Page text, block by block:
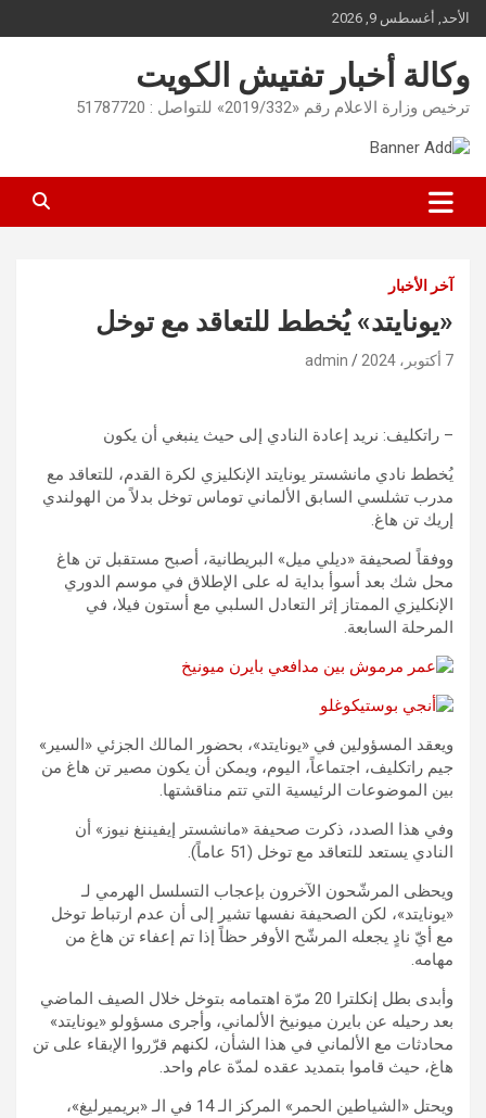
Skip
to
content
الأحد, أغسطس 9, 2026
وكالة أخبار تفتيش الكويت
ترخيص وزارة الاعلام رقم «2019/332» للتواصل : 51787720
آخر الأخبار
«يونايتد» يُخطط للتعاقد مع توخل
7 أكتوبر، 2024 admin
– راتكليف: نريد إعادة النادي إلى حيث ينبغي أن يكون
يُخطط نادي مانشستر يونايتد الإنكليزي لكرة القدم، للتعاقد مع
مدرب تشلسي السابق الألماني توماس توخل بدلاً من الهولندي
إريك تن هاغ.
ووفقاً لصحيفة «ديلي ميل» البريطانية، أصبح مستقبل تن هاغ
محل شك بعد أسوأ بداية له على الإطلاق في موسم الدوري
الإنكليزي الممتاز إثر التعادل السلبي مع أستون فيلا، في
المرحلة السابعة.
ويعقد المسؤولين في «يونايتد»، بحضور المالك الجزئي «السير»
جيم راتكليف، اجتماعاً، اليوم، ويمكن أن يكون مصير تن هاغ من
بين الموضوعات الرئيسية التي تتم مناقشتها.
وفي هذا الصدد، ذكرت صحيفة «مانشستر إيفيننغ نيوز» أن
النادي يستعد للتعاقد مع توخل (51 عاماً).
ويحظى المرشّحون الآخرون بإعجاب التسلسل الهرمي لـ
«يونايتد»، لكن الصحيفة نفسها تشير إلى أن عدم ارتباط توخل
مع أيّ نادٍ يجعله المرشّح الأوفر حظاً إذا تم إعفاء تن هاغ من
مهامه.
وأبدى بطل إنكلترا 20 مرّة اهتمامه بتوخل خلال الصيف الماضي
بعد رحيله عن بايرن ميونيخ الألماني، وأجرى مسؤولو «يونايتد»
محادثات مع الألماني في هذا الشأن، لكنهم قرّروا الإبقاء على تن
هاغ، حيث قاموا بتمديد عقده لمدّة عام واحد.
ويحتل «الشياطين الحمر» المركز الـ 14 في الـ «بريميرليغ»،